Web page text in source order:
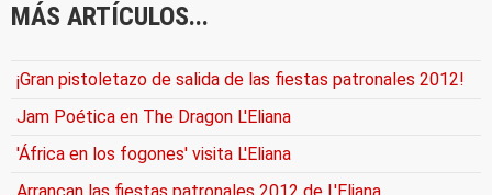
MÁS ARTÍCULOS...
¡Gran pistoletazo de salida de las fiestas patronales 2012!
Jam Poética en The Dragon L'Eliana
'África en los fogones' visita L'Eliana